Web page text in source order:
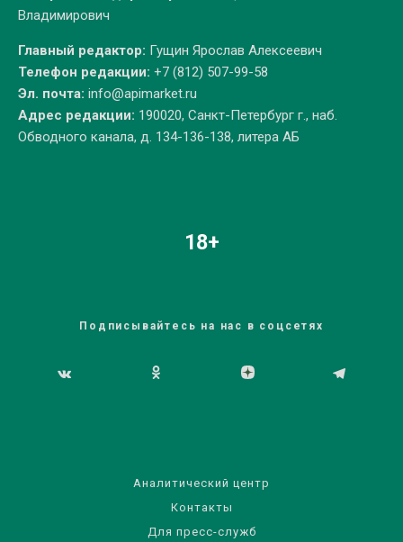
Владимирович
Главный редактор: Гущин Ярослав Алексеевич
Телефон редакции: +7 (812) 507-99-58
Эл. почта: info@apimarket.ru
Адрес редакции: 190020, Санкт-Петербург г., наб.
Обводного канала, д. 134-136-138, литера АБ
18+
Подписывайтесь на нас в соцсетях
Аналитический центр
Контакты
Для пресс-служб